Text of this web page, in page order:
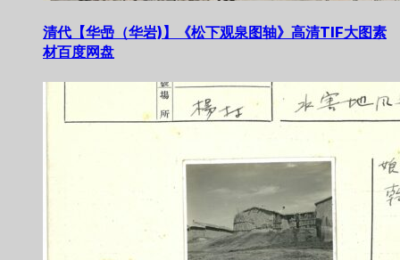
清代【华喦（华岩)】《松下观泉图轴》高清TIF大图素
材百度网盘